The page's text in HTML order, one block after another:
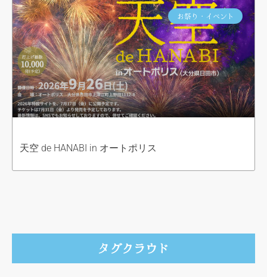
お祭り・イベント
天空 de HANABI in オートポリス
タグクラウド